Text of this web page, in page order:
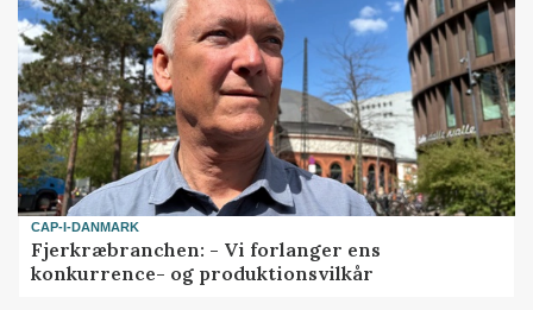
CAP-I-DANMARK
Fjerkræbranchen: - Vi forlanger ens
konkurrence- og produktionsvilkår